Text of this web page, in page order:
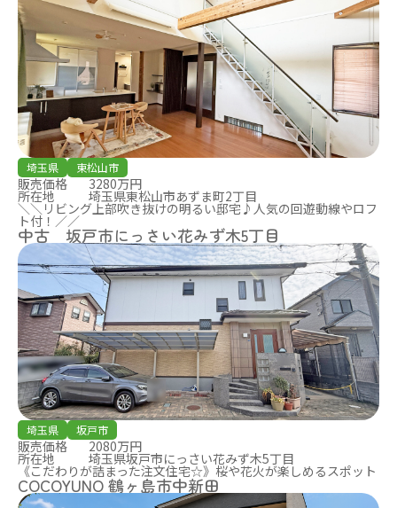
埼玉県 東松山市
販売価格 3280万円
所在地 埼玉県東松山市あずま町2丁目
＼＼リビング上部吹き抜けの明るい邸宅♪人気の回遊動線やロフ
ト付！／／
中古 坂戸市にっさい花みず木5丁目
埼玉県 坂戸市
販売価格 2080万円
所在地 埼玉県坂戸市にっさい花みず木5丁目
《こだわりが詰まった注文住宅☆》桜や花火が楽しめるスポット
COCOYUNO 鶴ヶ島市中新田